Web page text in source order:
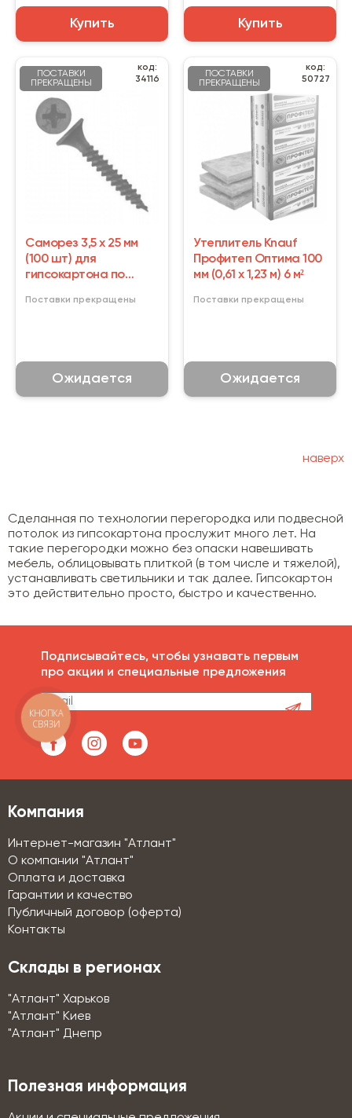
Купить Купить
ПОСТАВКИ
ПРЕКРАЩЕНЫ
код:
34116
Саморез 3,5 х 25 мм
(100 шт) для
гипсокартона по
Поставки прекращены
Ожидается
ПОСТАВКИ
ПРЕКРАЩЕНЫ
код:
50727
Утеплитель Knauf
Профитеп Оптима 100
мм (0,61 х 1,23 м) 6 м²
Поставки прекращены
Ожидается
наверх
Сделанная по технологии перегородка или подвесной
потолок из гипсокартона прослужит много лет. На
такие перегородки можно без опаски навешивать
мебель, облицовывать плиткой (в том числе и тяжелой),
устанавливать светильники и так далее. Гипсокартон
это действительно просто, быстро и качественно.
Подписывайтесь, чтобы узнавать первым
про акции и специальные предложения
Компания
Интернет-магазин "Атлант"
О компании "Атлант"
Оплата и доставка
Гарантии и качество
Публичный договор (оферта)
Контакты
Склады в регионах
"Атлант" Харьков
"Атлант" Киев
"Атлант" Днепр
Полезная информация
КНОПКА
СВЯЗИ